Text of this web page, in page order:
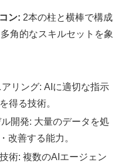
ン: 2本の柱と横棒で構成
角的なスキルセットを象
リング: AIに適切な指示
得る技術。
開発: 大量のデータを処
改善する能力。
術: 複数のAIエージェン